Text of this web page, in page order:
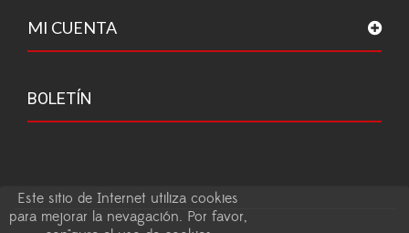
Este sitio de Internet utiliza cookies
para mejorar la nevagación. Por favor,
MI CUENTA
BOLETÍN